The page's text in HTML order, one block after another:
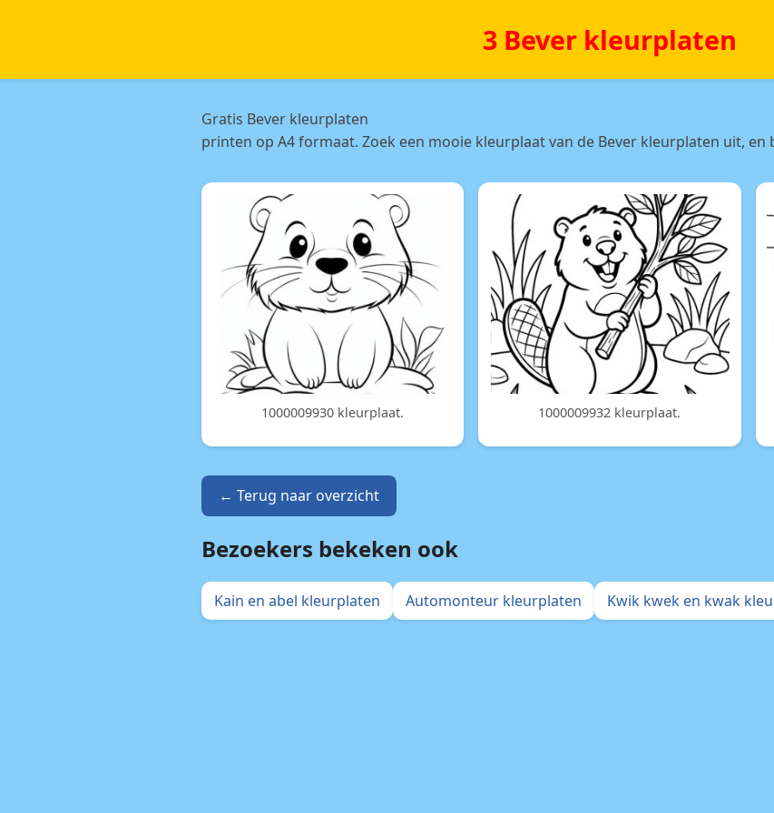
3 Bever kleurplaten
Gratis Bever kleurplaten
printen op A4 formaat. Zoek een mooie kleurplaat van de Bever kleurplaten uit, en
1000009930 kleurplaat. 1000009932 kleurplaat.
← Terug naar overzicht
Bezoekers bekeken ook
Kain en abel kleurplaten Automonteur kleurplaten Kwik kwek en kwak